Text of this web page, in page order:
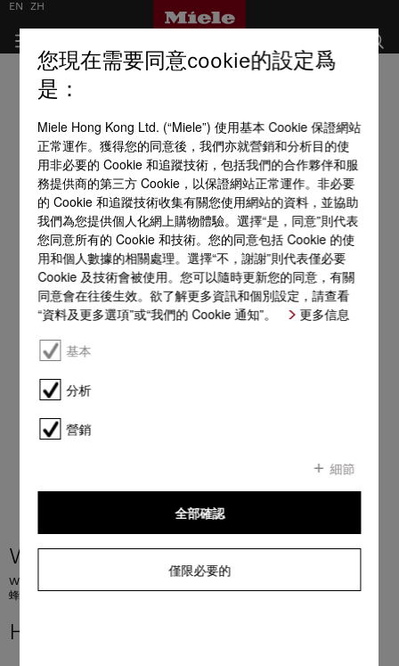
WEA125 WCS 8kg Active
W1 前置式洗衣機： A -10 %* I 8 公斤 I 1400 rpm I CapDosing 洗衣劑囊系統 I
蜂巢式滾筒 I AddLoad
HK$ 11,980.00
EN ZH
您現在需要同意cookie的設定爲
是：
Miele Hong Kong Ltd. (“Miele”) 使用基本 Cookie 保證網站
正常運作。獲得您的同意後，我們亦就營銷和分析目的使
用非必要的 Cookie 和追蹤技術，包括我們的合作夥伴和服
務提供商的第三方 Cookie，以保證網站正常運作。非必要
的 Cookie 和追蹤技術收集有關您使用網站的資料，並協助
我們為您提供個人化網上購物體驗。選擇“是，同意”則代表
您同意所有的 Cookie 和技術。您的同意包括 Cookie 的使
用和個人數據的相關處理。選擇“不，謝謝”則代表僅必要
Cookie 及技術會被使用。您可以隨時更新您的同意，有關
同意會在往後生效。欲了解更多資訊和個別設定，請查看
“資料及更多選項”或“我們的 Cookie 通知”。
更多信息
基本
分析
營銷
細節
僅限必要的
全部確認